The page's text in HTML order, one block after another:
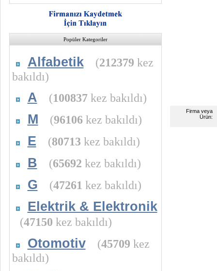
Popüler Kategoriler
Alfabetik (212379 kez
bakıldı)
A (100837kez bakıldı)
M (96106 kez bakıldı)
E (80713 kez bakıldı)
B (65692 kez bakıldı)
G (47261 kez bakıldı)
Elektrik & Elektronik
(47150 kez bakıldı)
Otomotiv (45709 kez
bakıldı)
Firma veya
Ürün: